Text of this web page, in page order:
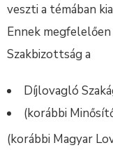
veszti a témában
Ennek
Szakbizottság a
Díjlovagló
(korábbi
(korábbi Magyar